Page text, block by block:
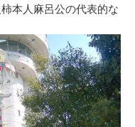
本人麻呂公の代表的な